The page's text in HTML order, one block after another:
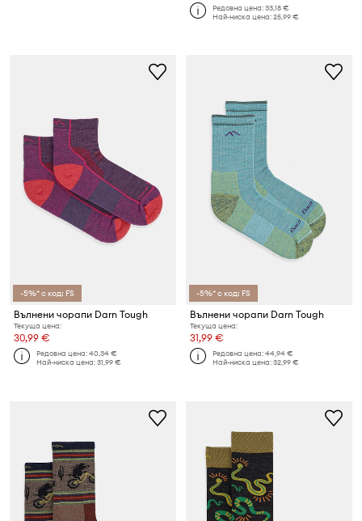
Редовна цена:33,18 €
Най-ниска цена:25,99 €
-5%* с код: FS
Вълнени чорапи Darn Tough
Текуща цена:
30,99 €
Редовна цена:40,34 €
Най-ниска цена:31,99 €
-5%* с код: FS
Вълнени чорапи Darn Tough
Текуща цена:
31,99 €
Редовна цена:44,94 €
Най-ниска цена:32,99 €